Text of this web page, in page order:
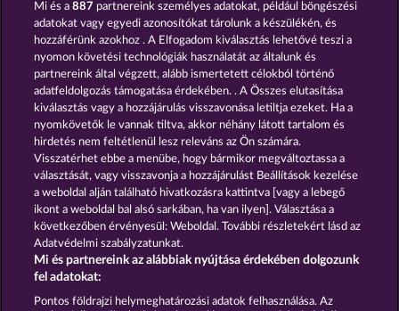
BOOK OF THE AGES BEAUTIFUL NATURE
Részvételi feltételek
Adatkezelési tájékoztató Impresszum
A cég GYIK Szójegyzék
Partnerprogram Facebook
Mi és a887 partnereink személyes adatokat, például böngészési
adatokat vagy egyedi azonosítókat tárolunk a készülékén, és
hozzáférünk azokhoz . A Elfogadom kiválasztás lehetővé teszi a
nyomon követési technológiák használatát az általunk és
partnereink által végzett, alább ismertetett célokból történő
adatfeldolgozás támogatása érdekében. . A Összes elutasítása
kiválasztás vagy a hozzájárulás visszavonása letiltja ezeket. Ha a
nyomkövetők le vannak tiltva, akkor néhány látott tartalom és
hirdetés nem feltétlenül lesz releváns az Ön számára.
Visszatérhet ebbe a menübe, hogy bármikor megváltoztassa a
választását, vagy visszavonja a hozzájárulást Beállítások kezelése
a weboldal alján található hivatkozásra kattintva [vagy a lebegő
ikont a weboldal bal alsó sarkában, ha van ilyen]. Választása a
következőben érvényesül: Weboldal. További részletekért lásd az
Adatvédelmi szabályzatunkat.
Mi és partnereink az alábbiak nyújtása érdekében dolgozunk
fel adatokat:
Pontos földrajzi helymeghatározási adatok felhasználása. Az